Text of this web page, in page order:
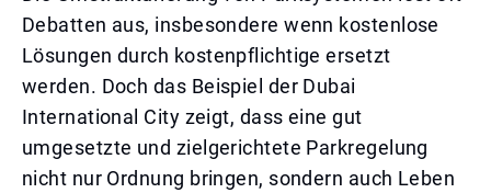
Debatten aus, insbesondere wenn kostenlose
Lösungen durch kostenpflichtige ersetzt
werden. Doch das Beispiel der Dubai
International City zeigt, dass eine gut
umgesetzte und zielgerichtete Parkregelung
nicht nur Ordnung bringen, sondern auch Leben